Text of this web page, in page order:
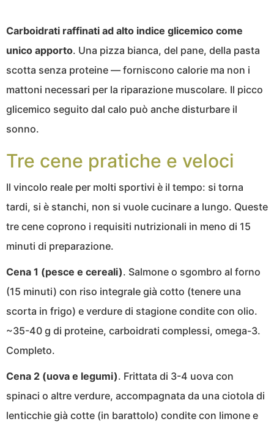
Carboidrati raffinati ad alto indice glicemico come
unico apporto. Una pizza bianca, del pane, della pasta
scotta senza proteine — forniscono calorie ma non i
mattoni necessari per la riparazione muscolare. Il picco
glicemico seguito dal calo può anche disturbare il
sonno.
Tre cene pratiche e veloci
Il vincolo reale per molti sportivi è il tempo: si torna
tardi, si è stanchi, non si vuole cucinare a lungo. Queste
tre cene coprono i requisiti nutrizionali in meno di 15
minuti di preparazione.
Cena 1 (pesce e cereali). Salmone o sgombro al forno
(15 minuti) con riso integrale già cotto (tenere una
scorta in frigo) e verdure di stagione condite con olio.
~35-40 g di proteine, carboidrati complessi, omega-3.
Completo.
Cena 2 (uova e legumi). Frittata di 3-4 uova con
spinaci o altre verdure, accompagnata da una ciotola di
lenticchie già cotte (in barattolo) condite con limone e